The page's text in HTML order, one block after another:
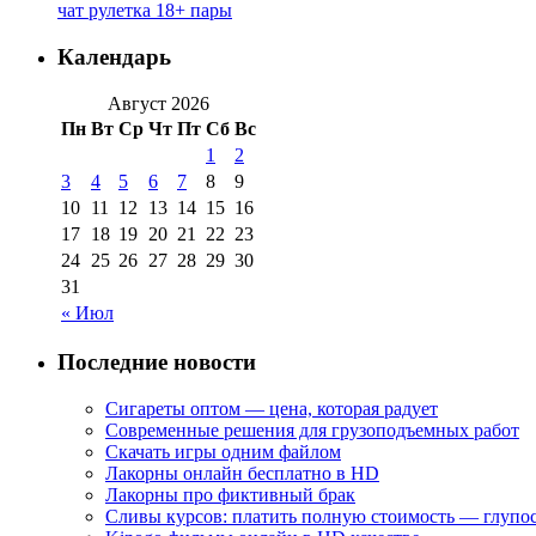
чат рулетка 18+ пары
Календарь
Август 2026
Пн Вт Ср Чт Пт Сб Вс
« Июл
1
2
3
4 5 6 7 8
9
10 11 12 13 14 15 16
17 18 19 20 21 22 23
24 25 26 27 28 29 30
31
Последние новости
Сигареты оптом — цена, которая радует
Современные решения для грузоподъемных работ
Скачать игры одним файлом
Лакорны онлайн бесплатно в HD
Лакорны про фиктивный брак
Сливы курсов: платить полную стоимость —